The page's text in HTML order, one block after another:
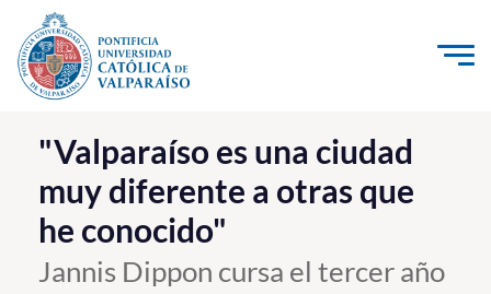
Click acá para ir directamente al contenido
La Universidad
Investigación, Creación e Innovación
PUCV Internacional
Vinculación con el Medio
"Valparaíso es una ciudad
muy diferente a otras que
he conocido"
Jannis Dippon cursa el tercer año